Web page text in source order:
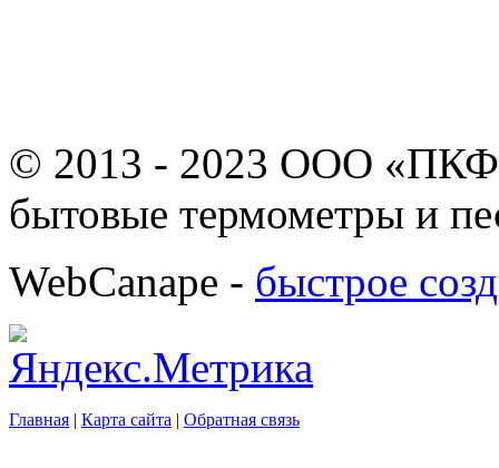
© 2013 - 2023 ООО «ПКФ
бытовые термометры и
WebCanape - быстрое
Главная | Карта сайта | Обратная связь